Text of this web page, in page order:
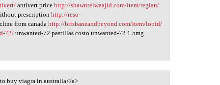
antivert pricehttp://shawntelwaajid.com/item/reglan/
prescriptionhttp://reso-
from canadahttp://brisbaneandbeyond.com/item/lopid/
72/ unwanted-72 pastillas costo unwanted-72 1.5mg
to buy viagra in australia</a>